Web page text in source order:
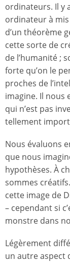
ordinateurs. Il y
ordinateur à
d’un théorème
cette sorte de
de l’humanité ;
forte qu’on le
proches de
imagine. Il nous
qui n’est pas
tellement
Nous évaluons
que nous
hypothèses. À
sommes
cette image de
– cependant si
monstre dans
Légèrement
un autre aspect